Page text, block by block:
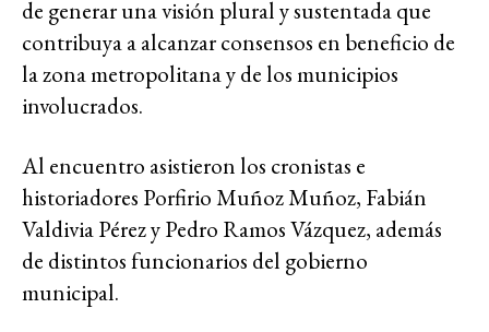
de generar una visión plural y sustentada que
contribuya a alcanzar consensos en beneficio de
la zona metropolitana y de los municipios
involucrados.
Al encuentro asistieron los cronistas e
historiadores Porfirio Muñoz Muñoz, Fabián
Valdivia Pérez y Pedro Ramos Vázquez, además
de distintos funcionarios del gobierno
municipal.